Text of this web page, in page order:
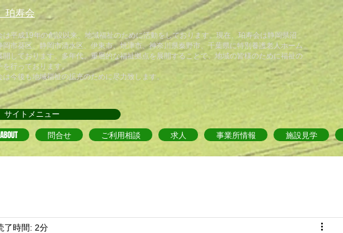
珀寿会
は平成19年の創設以来、地域福祉のために活動をしております。現在、珀寿会は静岡県沼
岡市葵区、静岡市清水区、伊東市、焼津市、神奈川県秦野市、千葉県に特別養護老人ホーム
開しております。多年代、重層的な福祉拠点を展開することで、地域の皆様のために福祉の
を行っております。
今後も地域福祉の拡充のために尽力致します。
サイトメニュー
ABOUT 問合せ ご利用相談 求人 事業所情報 施設見学
了時間: 2分